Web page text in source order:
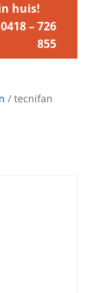
huis!
– 726
855
/ tecnifan